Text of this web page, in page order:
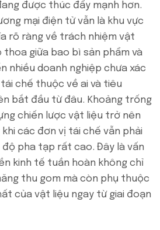
được thúc đẩy mạnh hơn.
mại điện tử vẫn là khu vực
rõ ràng về trách nhiệm vật
thoa giữa bao bì sản phẩm và
nhiều doanh nghiệp chưa xác
chế thuộc về ai và tiêu
bắt đầu từ đâu. Khoảng trống
chiến lược vật liệu trở nên
các đơn vị tái chế vẫn phải
pha tạp rất cao. Đây là vấn
kinh tế tuần hoàn không chỉ
thu gom mà còn phụ thuộc
của vật liệu ngay từ giai đoạn